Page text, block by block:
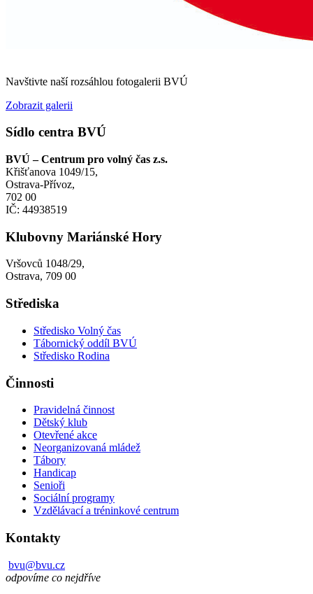
Navštivte naší rozsáhlou fotogalerii BVÚ
Zobrazit galerii
Sídlo centra BVÚ
BVÚ – Centrum pro volný čas z.s.
Křišťanova 1049/15,
Ostrava-Přívoz,
702 00
IČ: 44938519
Klubovny Mariánské Hory
Vršovců 1048/29,
Ostrava, 709 00
Střediska
Středisko Volný čas
Tábornický oddíl BVÚ
Středisko Rodina
Činnosti
Pravidelná činnost
Dětský klub
Otevřené akce
Neorganizovaná mládež
Tábory
Handicap
Senioři
Sociální programy
Vzdělávací a tréninkové centrum
Kontakty
bvu@bvu.cz
odpovíme co nejdříve